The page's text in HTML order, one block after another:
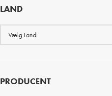
LAND
PRODUCENT